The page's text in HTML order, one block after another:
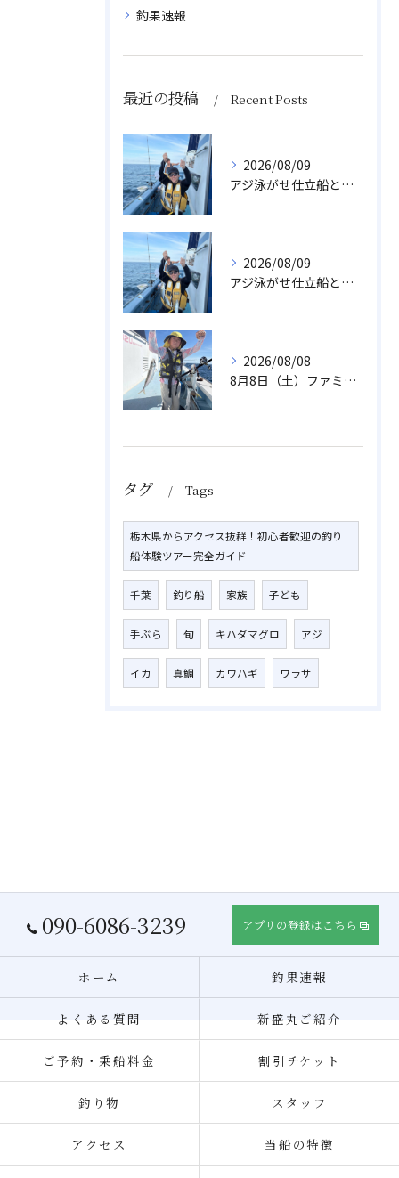
釣果速報
最近の投稿 Recent Posts
2026/08/09
アジ泳がせ仕立船とスルメイカ船
2026/08/09
アジ泳がせ仕立船とスルメイカ船
2026/08/08
8月8日（土）ファミリーアジ
タグ Tags
栃木県からアクセス抜群！初心者歓迎の釣り
船体験ツアー完全ガイド
千葉 釣り船 家族 子ども
手ぶら 旬 キハダマグロ アジ
イカ 真鯛 カワハギ ワラサ
090-6086-3239 アプリの登録はこちら
ホーム 釣果速報
よくある質問 新盛丸ご紹介
ご予約・乗船料金 割引チケット
釣り物 スタッフ
アクセス 当船の特徴